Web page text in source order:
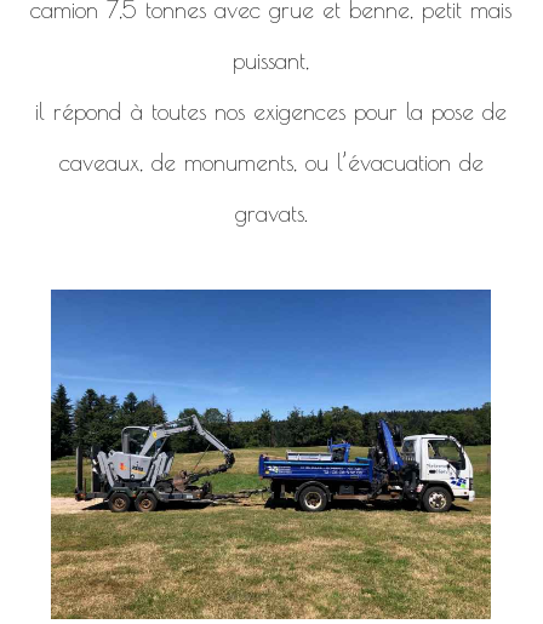
camion 7,5 tonnes avec grue et benne, petit mais
puissant,
il répond à toutes nos exigences pour la pose de
caveaux, de monuments, ou l’évacuation de
gravats.